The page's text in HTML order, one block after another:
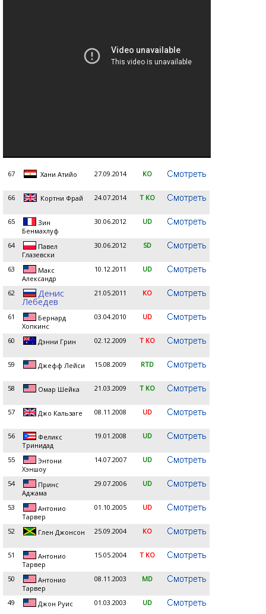
67 Хани Атийо 27.09.2014 KO
66 Кортни Фрай 24.07.2014 T KO
65
Зин
Бенмахлуф
30.06.2012 UD
64
Павел
Глазевски
30.06.2012 SD
63
Макс
Александр
10.12.2011 UD
62 Денис
Лебедев
21.05.2011 KO
61
Бернард
Хопкинс
03.04.2010 UD
60 Дэнни Грин 02.12.2009 T KO
59 Джефф Лейси 15.08.2009 RTD
58 Омар Шейка 21.03.2009 T KO
57 Джо Кальзаге 08.11.2008 UD
56
Феликс
Тринидад
19.01.2008 UD
55
Энтони
Хэншоу
14.07.2007 UD
54
Принс
Аджама
29.07.2006 UD
53
Антонио
Тарвер
01.10.2005 UD
52 Глен Джонсон 25.09.2004 KO
51
Антонио
Тарвер
15.05.2004 T KO
50
Антонио
Тарвер
08.11.2003 MD
49 Джон Руис 01.03.2003 UD